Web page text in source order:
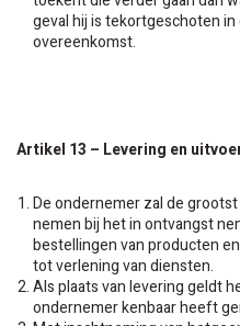
geval hij is tekortgeschoten
overeenkomst.
Artikel 13 – Levering en
De ondernemer zal de
nemen bij het in ontvangst
bestellingen van producten
tot verlening van diensten.
Als plaats van levering geldt
ondernemer kenbaar heeft